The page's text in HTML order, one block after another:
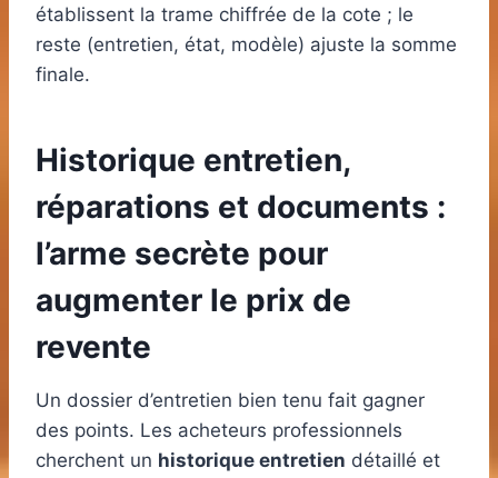
établissent la trame chiffrée de la cote ; le
reste (entretien, état, modèle) ajuste la somme
finale.
Historique entretien,
réparations et documents :
l’arme secrète pour
augmenter le prix de
revente
Un dossier d’entretien bien tenu fait gagner
des points. Les acheteurs professionnels
cherchent un historique entretien détaillé et